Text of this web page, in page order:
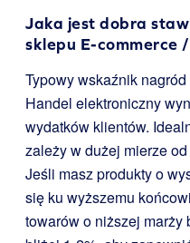
Jaka jest dobra
sklepu E-commerce
Typowy wskaźnik
Handel elektroniczny
wydatków klientów.
zależy w dużej mierze
Jeśli masz produkty o
się ku wyższemu
towarów o niższej